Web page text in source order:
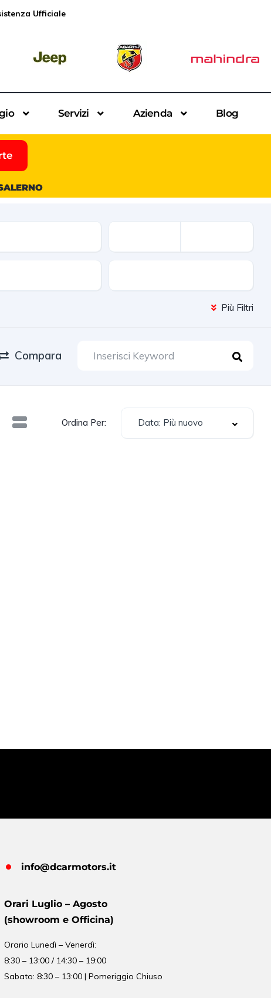
Ufficiale
Servizi Azienda Blog
Più Filtri
Compara
Ordina Per: Data: Più nuovo
info@dcarmotors.it
Orari Luglio – Agosto
(showroom e Officina)
OrarioLunedì – Venerdì:
8:30 – 13:00 / 14:30 – 19:00
Sabato: 8:30 – 13:00 | Pomeriggio Chiuso